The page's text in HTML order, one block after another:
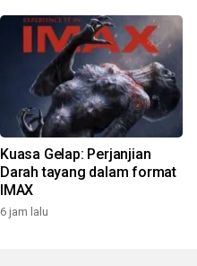
Kuasa Gelap: Perjanjian
Darah tayang dalam format
IMAX
6 jam lalu